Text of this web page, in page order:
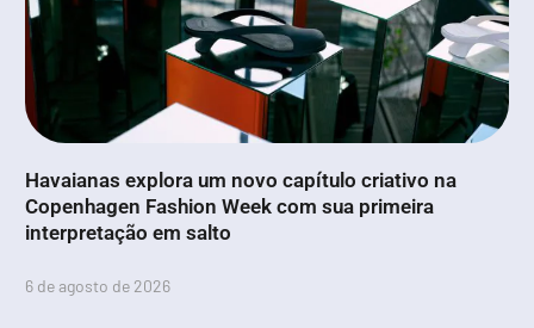
Havaianas explora um novo capítulo criativo na
Copenhagen Fashion Week com sua primeira
interpretação em salto
6 de agosto de 2026